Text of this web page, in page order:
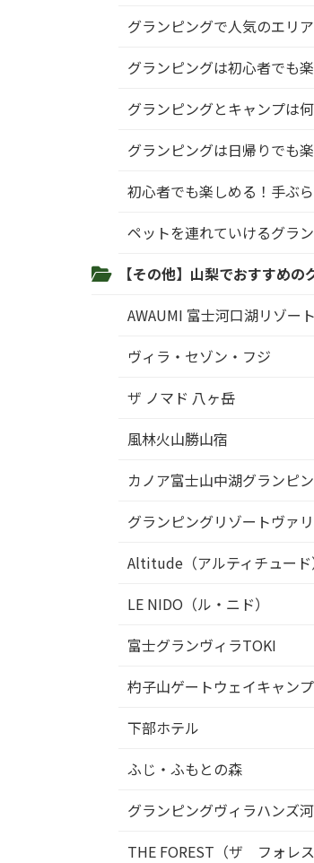
グランピングで人気のエリ
グランピングは初心者でも
グランピングとキャンプは
グランピングは日帰りでも
初心者でも楽しめる！手ぶ
ペットを連れていけるグラ
【その他】山梨でおすすめ
AWAUMI 富士河口湖リゾート
ヴィラ・セゾン・フジ
ザ ノマド 八ヶ岳
風林火山勝山宿
カノア富士山中湖グランピ
グランピングリゾートヴァ
Altitude（アルティチュー
LE NIDO（ル・ニド）
富士グランヴィラTOKI
杓子山ゲートウェイキャンプ
下部ホテル
ふじ・ふもとの森
グランピングヴィラハンズ
THE FOREST（ザ フォレス